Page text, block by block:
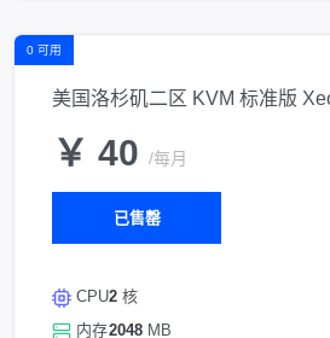
0 可用
美国洛杉矶二区 KVM 标准版
￥ 40 /每月
已售罄
CPU
内存
2 核
2048 MB